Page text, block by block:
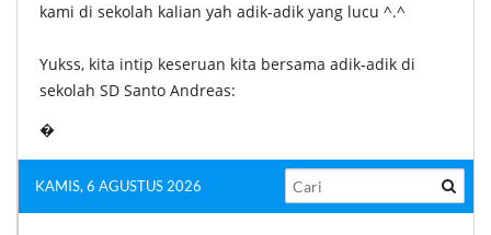
kami di sekolah kalian yah adik-adik yang lucu ^.^
Yukss, kita intip keseruan kita bersama adik-adik di
sekolah SD Santo Andreas:
�
KAMIS, 6 AGUSTUS 2026